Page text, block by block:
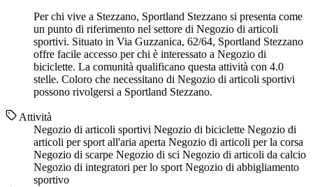
Per chi vive a Stezzano, Sportland Stezzano si presenta come
un punto di riferimento nel settore di Negozio di articoli
sportivi. Situato in Via Guzzanica, 62/64, Sportland Stezzano
offre facile accesso per chi è interessato a Negozio di
biciclette. La comunità qualificano questa attività con 4.0
stelle. Coloro che necessitano di Negozio di articoli sportivi
possono rivolgersi a Sportland Stezzano.
Attività
Negozio di articoli sportivi Negozio di biciclette Negozio di
articoli per sport all'aria aperta Negozio di articoli per la corsa
Negozio di scarpe Negozio di sci Negozio di articoli da calcio
Negozio di integratori per lo sport Negozio di abbigliamento
sportivo